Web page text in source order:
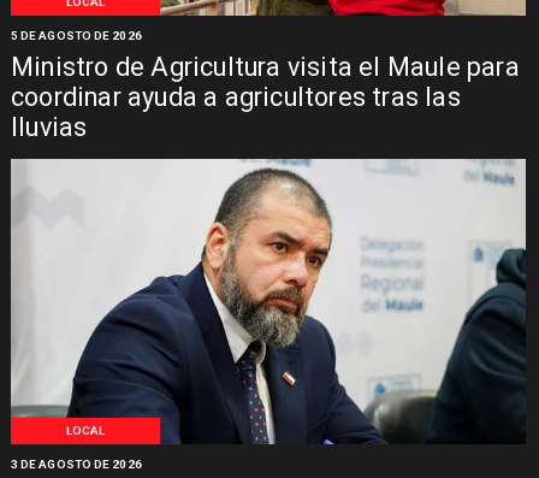
Ministro de Agricultura visita el Maule para
coordinar ayuda a agricultores tras las
lluvias
5 DE AGOSTO DE 2026
LOCAL
3 DE AGOSTO DE 2026